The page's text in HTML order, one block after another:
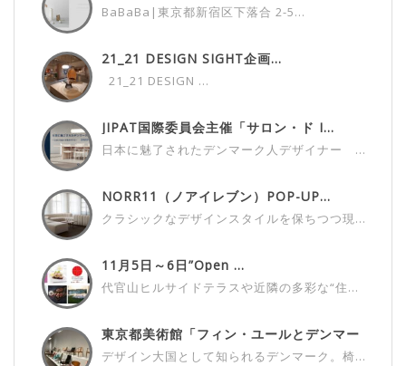
BaBaBa|東京都新宿区下落合 2-5...
21_21 DESIGN SIGHT企画...
21_21 DESIGN ...
JIPAT国際委員会主催「サロン・ド I...
日本に魅了されたデンマーク人デザイナー ...
NORR11（ノアイレブン）POP-UP...
クラシックなデザインスタイルを保ちつつ現...
11月5日～6日”Open ...
代官山ヒルサイドテラスや近隣の多彩な“住...
東京都美術館「フィン・ユールとデンマー
ク...
デザイン大国として知られるデンマーク。椅...